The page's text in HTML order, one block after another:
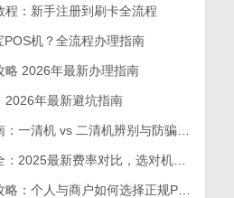
程：新手注册到刷卡全流程
机？全流程办理指南
略 2026年最新办理指南
2026年最新避坑指南
佛山POS机安全指南：一清机 vs 二清机辨别与防骗手册
珠海POS机费率大全：2025最新费率对比，选对机型每月省上千
佛山POS机办理全攻略：个人与商户如何选择正规POS机